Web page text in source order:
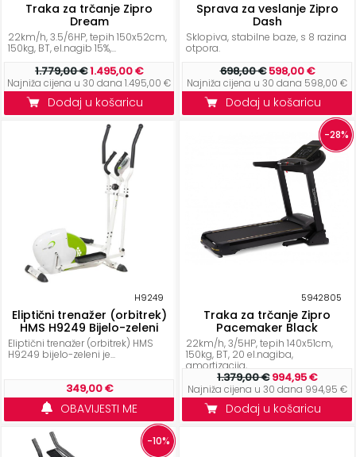
Traka za trčanje Zipro
Dream
22km/h, 3.5/6HP, tepih 150x52cm,
150kg, BT, el.nagib 15%,...
1.779,00 €1.495,00 €
Najniža cijena u 30 dana 1.495,00 €
Dodaj u košaricu
Sprava za veslanje Zipro
Dash
Sklopiva, stabilne baze, s 8 razina
otpora.
698,00 €598,00 €
Najniža cijena u 30 dana 598,00 €
Dodaj u košaricu
H9249
Eliptični trenažer (orbitrek)
HMS H9249 Bijelo-zeleni
Eliptični trenažer (orbitrek) HMS
H9249 bijelo-zeleni je...
349,00 €
OBAVIJESTI ME
-28%
5942805
Traka za trčanje Zipro
Pacemaker Black
22km/h, 3/5HP, tepih 140x51cm,
150kg, BT, 20 el.nagiba,
amortizacija,...
1.379,00 €994,95 €
Najniža cijena u 30 dana 994,95 €
Dodaj u košaricu
-10%